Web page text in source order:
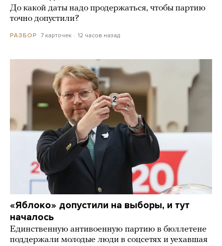
До какой даты надо продержаться, чтобы партию
точно допустили?
РАЗБОР 7 карточек 12 часов назад
«Яблоко» допустили на выборы, и тут
началось
Единственную антивоенную партию в бюллетене
поддержали молодые люди в соцсетях и уехавшая